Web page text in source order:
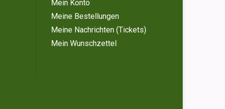
Mein Konto
Meine Bestellungen
Meine Nachrichten (Tickets)
Mein Wunschzettel